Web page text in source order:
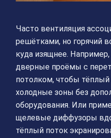
Часто вентиляция
решётками, но горячий
куда изящнее.
дверные проёмы с
потолком, чтобы тёплый
холодные зоны без
оборудования. Или
щелевые диффузоры
тёплый поток